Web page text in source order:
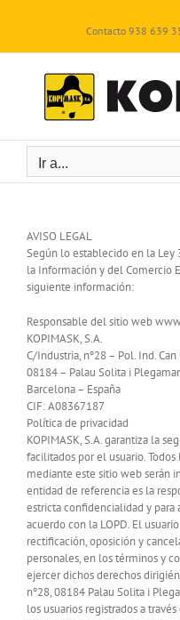
Contacto 938 639
Ir a...
AVISO LEGAL
Según lo establecido en la Ley
la Información y del Comercio
siguiente información:
Responsable del sitio web
KOPIMASK, S.A.
C/Industria, nº28 – Pol. Ind. Can
08184 – Palau Solita i
Barcelona – España
CIF: A08367187
Política de privacidad
KOPIMASK, S.A. garantiza la
facilitados por el usuario.
mediante este sitio web serán
entidad de referencia es la
estricta confidencialidad y para
acuerdo con la LOPD. El
rectificación, oposición y
personales, en los términos y
ejercer dichos derechos
nº28, 08184 Palau Solita i
los usuarios registrados a